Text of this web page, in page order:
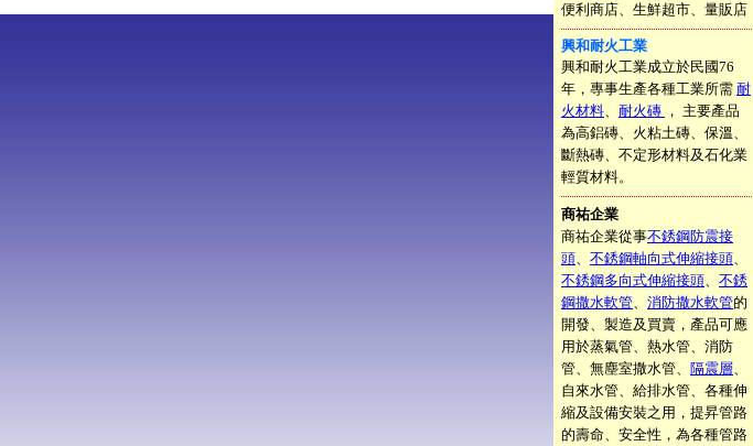
便利商店、生鮮超市、量販店
興和耐火工業
興和耐火工業成立於民國76
年，專事生產各種工業所需 耐
火材料、 耐火磚 ， 主要產品
為高鋁磚、火粘土磚、保溫、
斷熱磚、不定形材料及石化業
輕質材料。
商祐企業
商祐企業從事不銹鋼防震接
頭、 不銹鋼軸向式伸縮接頭、
不銹鋼多向式伸縮接頭、 不銹
鋼撒水軟管、 消防撒水軟管的
開發、製造及買賣，產品可應
用於蒸氣管、熱水管、消防
管、無塵室撒水管、 隔震層、
自來水管、給排水管、各種伸
縮及設備安裝之用，提昇管路
的壽命、安全性，為各種管路